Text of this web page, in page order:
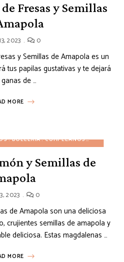
Fresas y Semillas
2023 0
y Semillas de Amapola es un
tus papilas gustativas y te dejará
de …
MORE
BOLLERÍA CUMPLEAÑOS DESAYUNO
y Semillas de
2023 0
de Amapola son una deliciosa
crujientes semillas de amapola y
deliciosa. Estas magdalenas …
MORE